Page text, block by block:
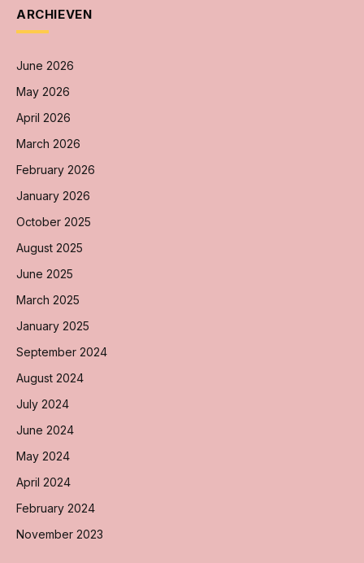
ARCHIEVEN
June 2026
May 2026
April 2026
March 2026
February 2026
January 2026
October 2025
August 2025
June 2025
March 2025
January 2025
September 2024
August 2024
July 2024
June 2024
May 2024
April 2024
February 2024
November 2023